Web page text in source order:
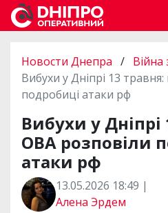
Новости Днепра / Війна
Вибухи у Дніпрі 13
подробиці атаки рф
Вибухи у Дніпрі
ОВА розповіли
атаки рф
13.05.2026 18:49 |
Алена Эрдем